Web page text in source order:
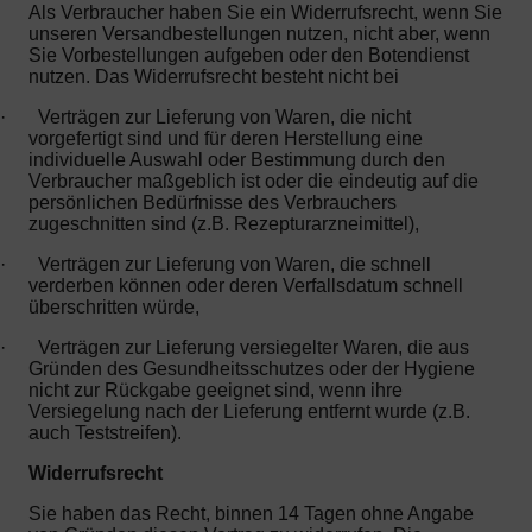
Als Verbraucher haben Sie ein Widerrufsrecht, wenn Sie
unseren Versandbestellungen nutzen, nicht aber, wenn
Sie Vorbestellungen aufgeben oder den Botendienst
nutzen. Das Widerrufsrecht besteht nicht bei
·
Verträgen zur Lieferung von Waren, die nicht
vorgefertigt sind und für deren Herstellung eine
individuelle Auswahl oder Bestimmung durch den
Verbraucher maßgeblich ist oder die eindeutig auf die
persönlichen Bedürfnisse des Verbrauchers
zugeschnitten sind (z.B. Rezepturarzneimittel),
·
Verträgen zur Lieferung von Waren, die schnell
verderben können oder deren Verfallsdatum schnell
überschritten würde,
·
Verträgen zur Lieferung versiegelter Waren, die aus
Gründen des Gesundheitsschutzes oder der Hygiene
nicht zur Rückgabe geeignet sind, wenn ihre
Versiegelung nach der Lieferung entfernt wurde (z.B.
auch Teststreifen).
Widerrufsrecht
Sie haben das Recht, binnen 14 Tagen ohne Angabe